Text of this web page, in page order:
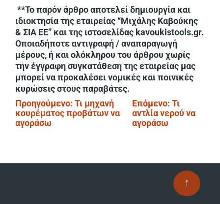
**Το παρόν άρθρο αποτελεί δημιουργία και
ιδιοκτησία της εταιρείας “Μιχάλης Καβούκης
& ΣΙΑ ΕΕ” και της ιστοσελίδας kavoukistools.gr.
Οποιαδήποτε αντιγραφή / αναπαραγωγή
μέρους, ή και ολόκληρου του άρθρου χωρίς
την έγγραφη συγκατάθεση της εταιρείας μας
μπορεί να προκαλέσει νομικές και ποινικές
κυρώσεις στους παραβάτες.
Πλοήγηση
άρθρων
Προηγούμενο: Τι μηχανή
κουρέματος προβάτων να
αγοράσω
Επόμενο: Τι
αντλία νερού να
αγοράσω
↑